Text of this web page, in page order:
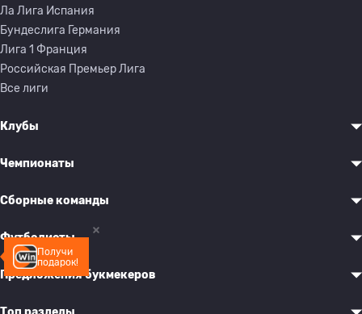
Получи
подарок!
Ла Лига Испания
Бундеслига Германия
Лига 1 Франция
Российская Премьер Лига
Все лиги
Клубы
Чемпионаты
Сборные команды
Футболисты
Предложения букмекеров